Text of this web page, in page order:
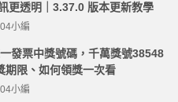
更透明｜3.37.0 版本更新教學
小編
發票中獎號碼，千萬獎號38548
期限、如何領獎一次看
小編